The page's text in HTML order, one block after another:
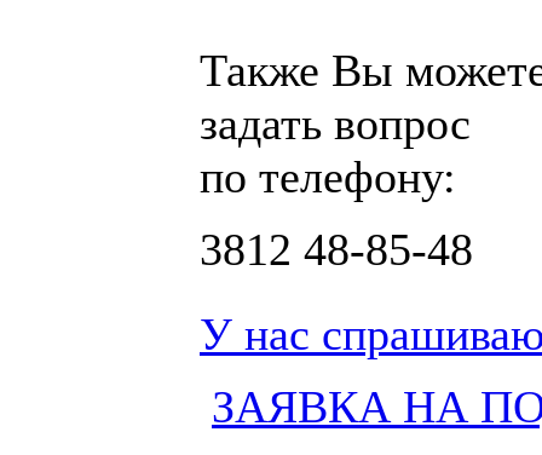
Также Вы
задать вопрос
по телефону:
3812 48-85-48
У нас
ЗАЯВКА НА